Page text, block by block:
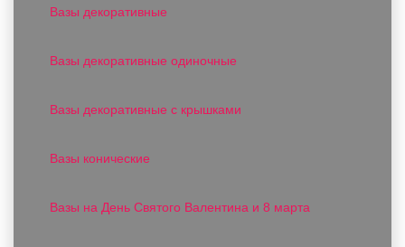
Вазы декоративные
Вазы декоративные одиночные
Вазы декоративные с крышками
Вазы конические
Вазы на День Святого Валентина и 8 марта